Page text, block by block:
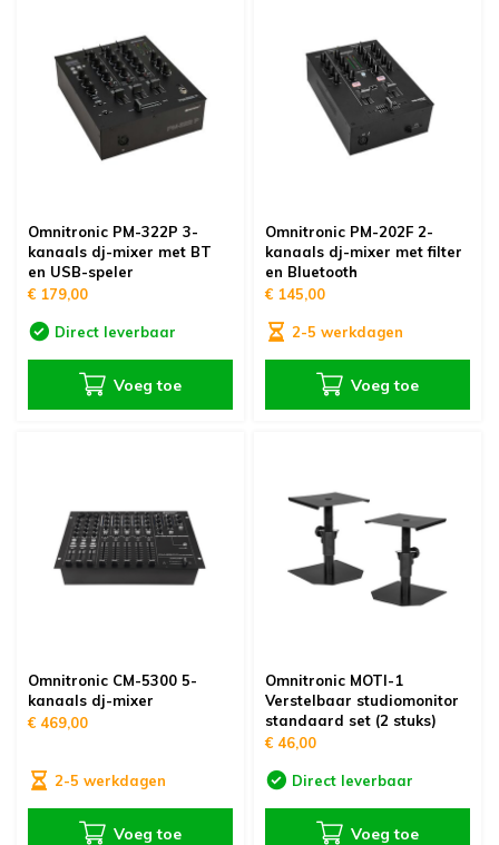
Omnitronic PM-322P 3-
kanaals dj-mixer met BT
en USB-speler
€ 179,00
Direct leverbaar
Voeg toe
Omnitronic PM-202F 2-
kanaals dj-mixer met filter
en Bluetooth
€ 145,00
2-5 werkdagen
Voeg toe
Omnitronic CM-5300 5-
kanaals dj-mixer
€ 469,00
2-5 werkdagen
Voeg toe
Omnitronic MOTI-1
Verstelbaar studiomonitor
standaard set (2 stuks)
€ 46,00
Direct leverbaar
Voeg toe